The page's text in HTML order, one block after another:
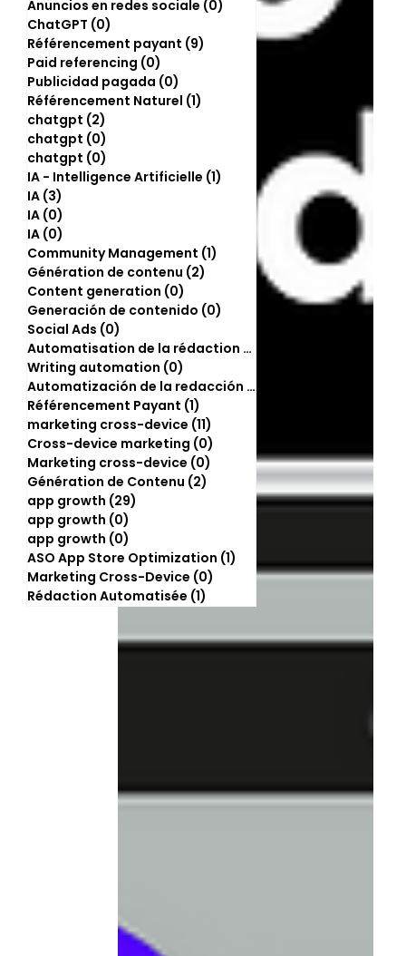
Anuncios en redes sociale (0)
0 post
ChatGPT (0)
Référencement payant (9)
Paid referencing (0)
Publicidad pagada (0)
Référencement Naturel (1)
chatgpt (2)
chatgpt (0)
chatgpt (0)
IA - Intelligence Artificielle (1)
1 post
IA (3)
IA (0)
IA (0)
Community Management (1)
1 post
Génération de contenu (2)
Content generation (0)
Generación de contenido (0)
Social Ads (0)
Automatisation de la rédaction (2)
Writing automation (0)
Automatización de la redacción (0)
Référencement Payant (1)
marketing cross-device (11)
Cross-device marketing (0)
Marketing cross-device (0)
Génération de Contenu (2)
2 posts
app growth (29)
app growth (0)
app growth (0)
ASO App Store Optimization (1)
Marketing Cross-Device (0)
0 post
Rédaction Automatisée (1)